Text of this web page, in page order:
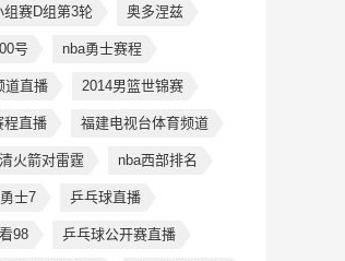
赛D组第3轮 奥多涅兹
号 nba勇士赛程
道直播 2014男篮世锦赛
程直播 福建电视台体育频道
火箭对雷霆 nba西部排名
士7 乒乓球直播
98 乒乓球公开赛直播